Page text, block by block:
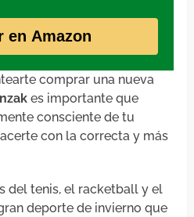
en Amazon
comprar una nueva
es importante que
consciente de tu
con la correcta y más
del tenis, el racketball y el
deporte de invierno que